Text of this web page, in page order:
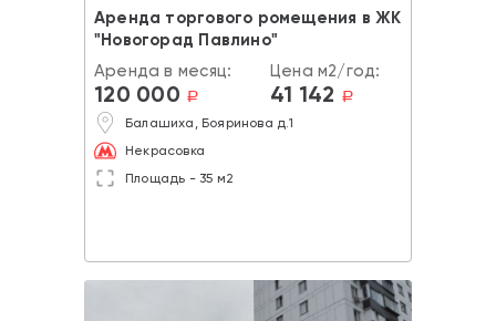
Аренда торгового ромещения в ЖК
"Новогорад Павлино"
Аренда в месяц:
120 000 a
Цена м2/год:
41 142 a
Балашиха, Бояринова д.1
Некрасовка
Площадь - 35 м2